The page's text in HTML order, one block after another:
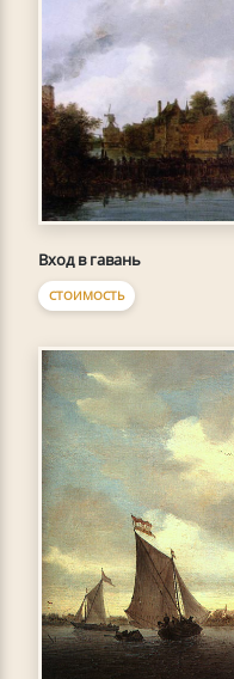
Вход в гавань
СТОИМОСТЬ